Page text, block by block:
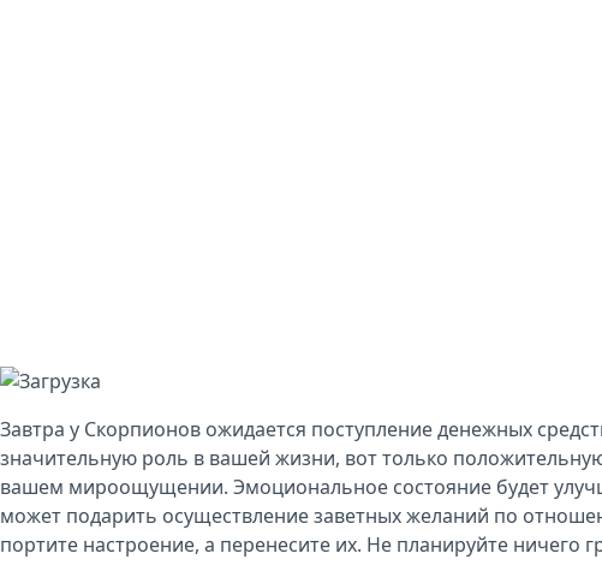
Завтра у Скорпионов ожидается поступление денежных
значительную роль в вашей жизни, вот только
вашем мироощущении. Эмоциональное состояние будет
может подарить осуществление заветных желаний по
портите настроение, а перенесите их. Не планируйте